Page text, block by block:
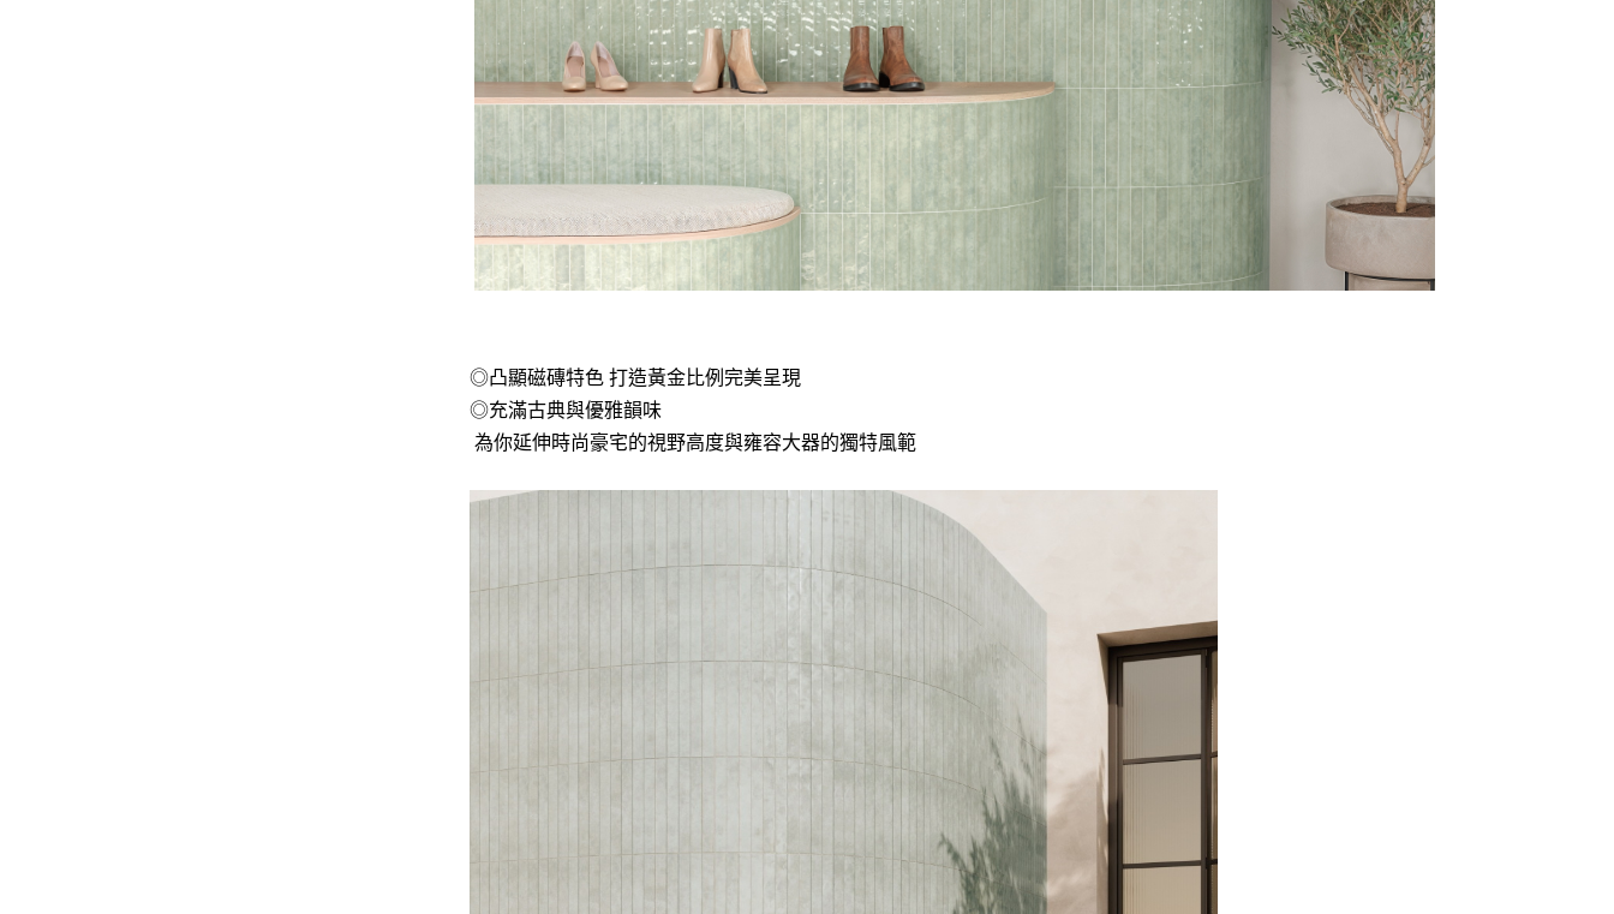
◎凸顯磁磚特色 打造黃金比例完美呈現
◎充滿古典與優雅韻味
為你延伸時尚豪宅的視野高度與雍容大器的獨特風範